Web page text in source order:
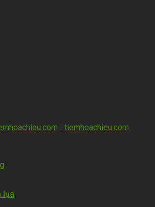
| tiemhoachieu.com
lụa